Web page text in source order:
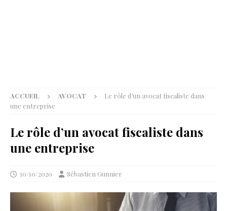
ACCUEIL AVOCAT
Le rôle d’un avocat fiscaliste dans
une entreprise
Le rôle d’un avocat fiscaliste dans
une entreprise
30/10/2020 Sébastien Gunnier